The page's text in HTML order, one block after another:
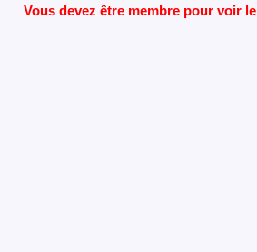
Vous devez être membre pour voir